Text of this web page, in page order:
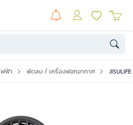
ฟฟ้า พัดลม / เครื่องฟอกอากาศ